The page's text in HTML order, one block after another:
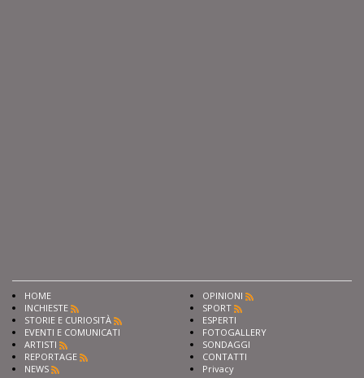
HOME
INCHIESTE
STORIE E CURIOSITÀ
EVENTI E COMUNICATI
ARTISTI
REPORTAGE
NEWS
OPINIONI
SPORT
ESPERTI
FOTOGALLERY
SONDAGGI
CONTATTI
Privacy